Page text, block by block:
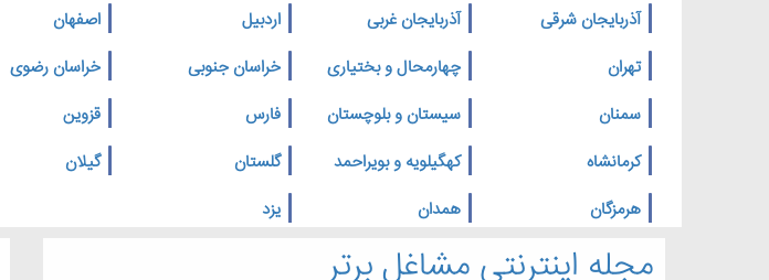
آذربایجان شرقی آذربایجان غربی اردبیل اصفهان
تهران
چهارمحال و بختیاری خراسان جنوبی خراسان رضوی
سمنان
سیستان و بلوچستان فارس قزوین
کرمانشاه
کهگیلویه و بویراحمد گلستان گیلان
هرمزگان
همدان یزد
مجله اینترنتی مشاغل برتر